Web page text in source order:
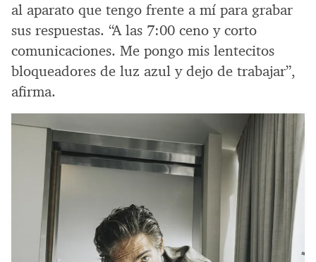
al aparato que tengo frente a mí para grabar
sus respuestas. “A las 7:00 ceno y corto
comunicaciones. Me pongo mis lentecitos
bloqueadores de luz azul y dejo de trabajar”,
afirma.